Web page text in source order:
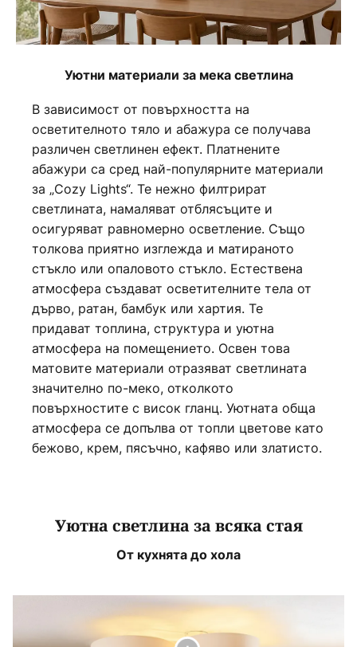
Уютни материали за мека светлина
В зависимост от повърхността на
осветителното тяло и абажура се получава
различен светлинен ефект. Платнените
абажури са сред най-популярните материали
за „Cozy Lights“. Те нежно филтрират
светлината, намаляват отблясъците и
осигуряват равномерно осветление. Също
толкова приятно изглежда и матираното
стъкло или опаловото стъкло. Естествена
атмосфера създават осветителните тела от
дърво, ратан, бамбук или хартия. Те
придават топлина, структура и уютна
атмосфера на помещението. Освен това
матовите материали отразяват светлината
значително по-меко, отколкото
повърхностите с висок гланц. Уютната обща
атмосфера се допълва от топли цветове като
бежово, крем, пясъчно, кафяво или златисто.
Уютна светлина за всяка стая
От кухнята до хола